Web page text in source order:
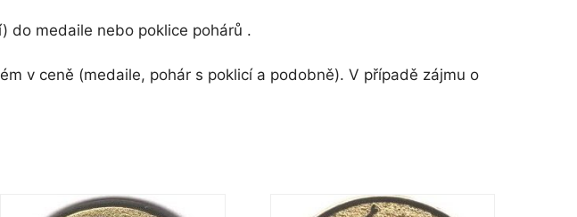
do medaile nebo poklice pohárů .
v ceně (medaile, pohár s poklicí a podobně). V případě zájmu o